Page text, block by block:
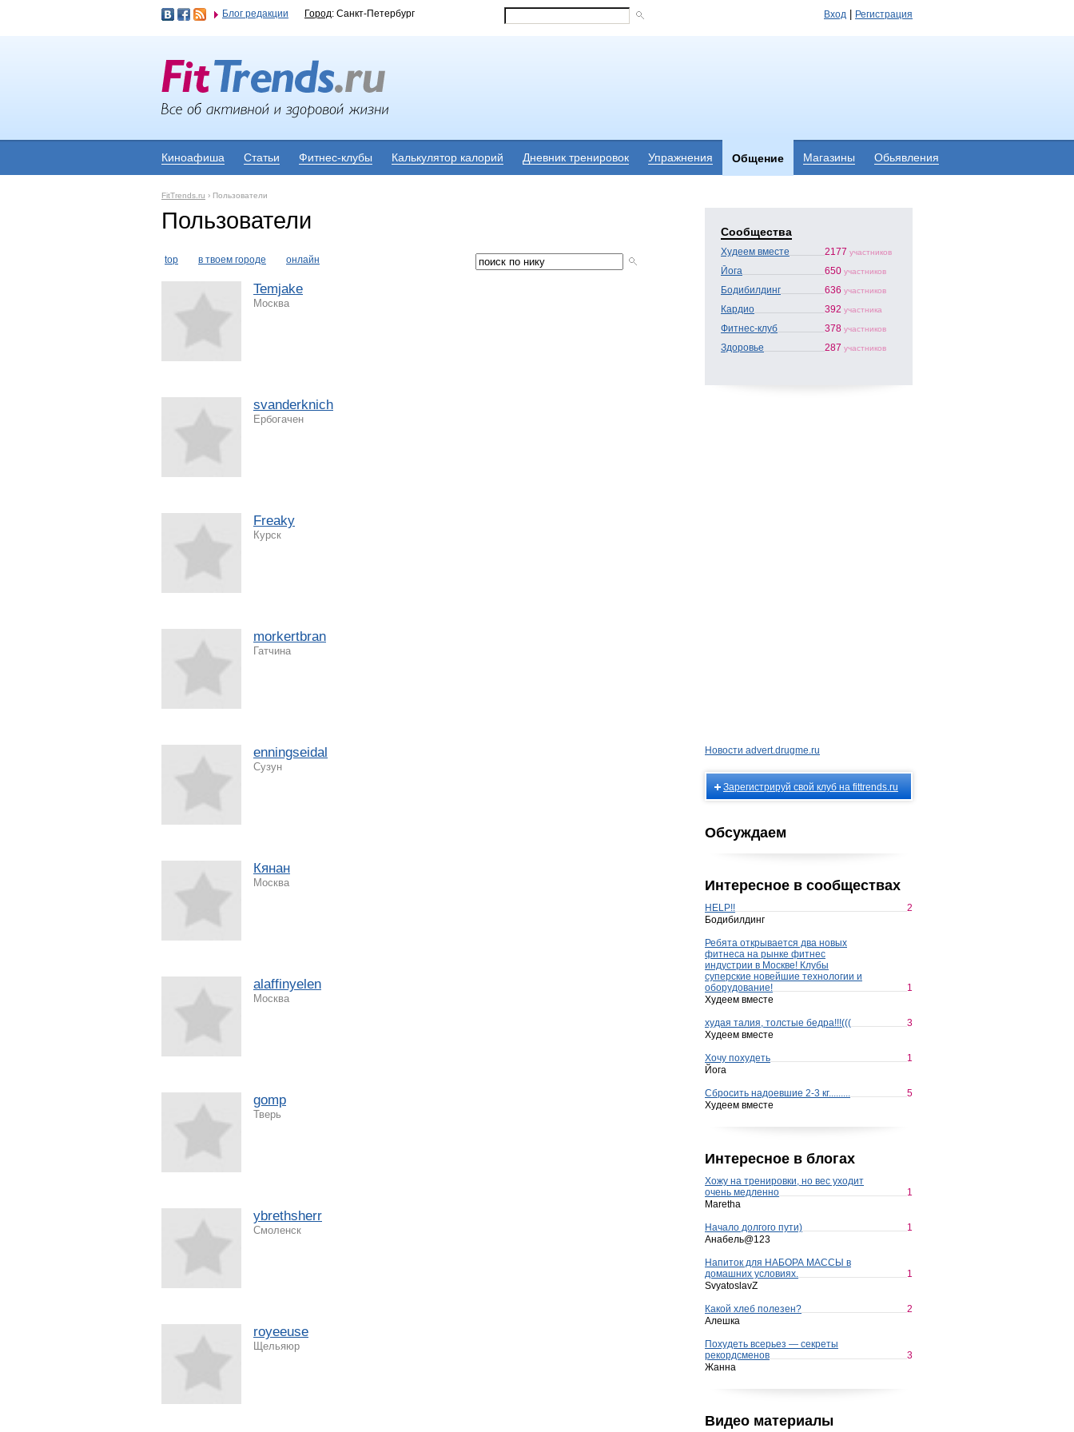
Блог редакции Город: Санкт-Петербург Вход Регистрация
Киноафиша Статьи Фитнес-клубы Калькулятор калорий Дневник тренировок Упражнения Общение Магазины Обьявления
FitTrends.ru › Пользователи
Пользователи
top в твоем городе онлайн
Temjake
Москва
svanderknich
Ербогачен
Freaky
Курск
morkertbran
Гатчина
enningseidal
Сузун
Кянан
Москва
alaffinyelen
Москва
gomp
Тверь
ybrethsherr
Смоленск
royeeuse
Щельяюр
Сообщества
Худеем вместе 2177 участников
Йога 650 участников
Бодибилдинг 636 участников
Кардио 392 участника
Фитнес-клуб 378 участников
Здоровье 287 участников
Новости advert.drugme.ru
Зарегистрируй свой клуб на fittrends.ru
Обсуждаем
Интересное в сообществах
HELP!!
2
Бодибилдинг
Ребята открывается два новых
фитнеса на рынке фитнес
индустрии в Москве! Клубы
суперские новейшие технологии и
оборудование!
1
Худеем вместе
худая талия, толстые бедра!!!(((
3
Худеем вместе
Хочу похудеть
1
Йога
Сбросить надоевшие 2-3 кг.........
5
Худеем вместе
Интересное в блогах
Хожу на тренировки, но вес уходит
очень медленно
1
Maretha
Начало долгого пути)
1
Анабель@123
Напиток для НАБОРА МАССЫ в
домашних условиях.
1
SvyatoslavZ
Какой хлеб полезен?
2
Алешка
Похудеть всерьез — секреты
рекордсменов
3
Жанна
Видео материалы